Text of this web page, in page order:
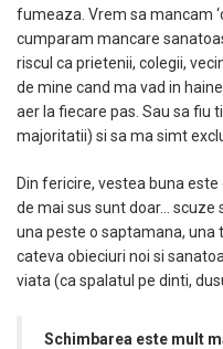
fumeaza. Vrem sa mancam
cumparam mancare
riscul ca prietenii, colegii,
de mine cand ma vad in
aer la fiecare pas. Sau sa fiu
majoritatii) si sa ma simt
Din fericire, vestea buna
de mai sus sunt doar… scuze
una peste o saptamana, una
cateva obieciuri noi si
viata (ca spalatul pe dinti,
Schimbarea este mult